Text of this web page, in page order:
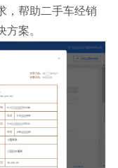
，帮助二手车经销
案。